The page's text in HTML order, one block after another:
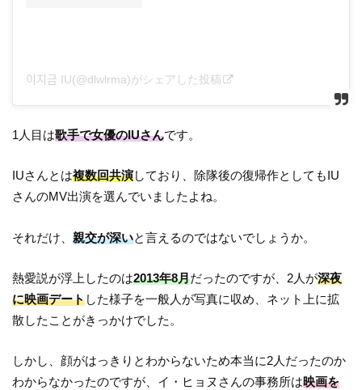
이지금 IU(@dlwlrma)がシェアした投稿
1人目は歌手で女優のIUさんです。
IUさんとは複数回共演しており、除隊後の復帰作としてもIU
さんのMV出演を選んでいましたよね。
それだけ、親交が深いと言えるのではないでしょうか。
熱愛説が浮上したのは2013年8月だったのですが、2人が深夜
に映画デートした様子を一般人が写真に収め、ネット上に拡
散したことがきっかけでした。
しかし、顔がはっきりとわからないため本当に2人だったのか
わからなかったのですが、イ・ヒョヌさんの事務所は映画を